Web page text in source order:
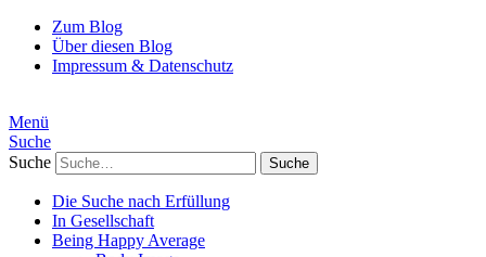
Zum Blog
Über diesen Blog
Impressum & Datenschutz
Menü
Suche
Suche
Die Suche nach Erfüllung
In Gesellschaft
Being Happy Average